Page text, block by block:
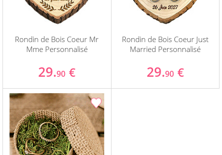
Rondin de Bois Coeur Mr
Mme Personnalisé
29.90 €
Rondin de Bois Coeur Just
Married Personnalisé
29.90 €